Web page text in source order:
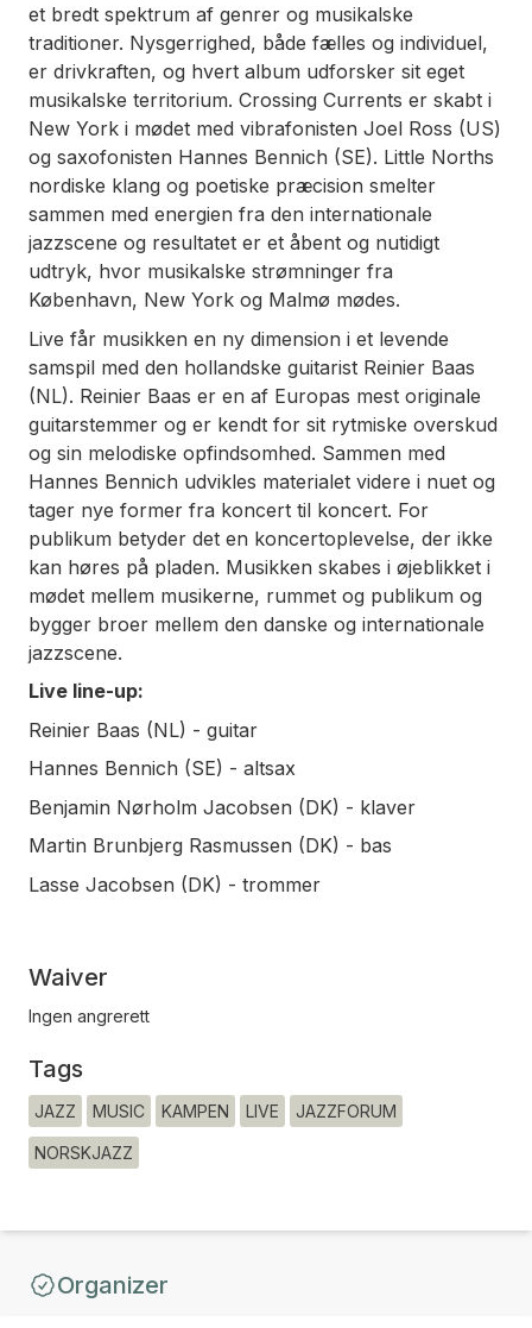
et bredt spektrum af genrer og musikalske
traditioner. Nysgerrighed, både fælles og individuel,
er drivkraften, og hvert album udforsker sit eget
musikalske territorium. Crossing Currents er skabt i
New York i mødet med vibrafonisten Joel Ross (US)
og saxofonisten Hannes Bennich (SE). Little Norths
nordiske klang og poetiske præcision smelter
sammen med energien fra den internationale
jazzscene og resultatet er et åbent og nutidigt
udtryk, hvor musikalske strømninger fra
København, New York og Malmø mødes.
Live får musikken en ny dimension i et levende
samspil med den hollandske guitarist Reinier Baas
(NL). Reinier Baas er en af Europas mest originale
guitarstemmer og er kendt for sit rytmiske overskud
og sin melodiske opfindsomhed. Sammen med
Hannes Bennich udvikles materialet videre i nuet og
tager nye former fra koncert til koncert. For
publikum betyder det en koncertoplevelse, der ikke
kan høres på pladen. Musikken skabes i øjeblikket i
mødet mellem musikerne, rummet og publikum og
bygger broer mellem den danske og internationale
jazzscene.
Live line-up:
Reinier Baas (NL) - guitar
Hannes Bennich (SE) - altsax
Benjamin Nørholm Jacobsen (DK) - klaver
Martin Brunbjerg Rasmussen (DK) - bas
Lasse Jacobsen (DK) - trommer
Waiver
Ingen angrerett
Tags
JAZZ MUSIC KAMPEN LIVE JAZZFORUM
NORSKJAZZ
Organizer